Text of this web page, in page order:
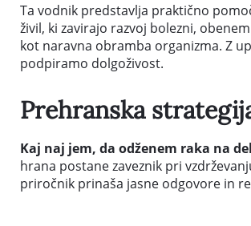
Ta vodnik predstavlja praktično
živil, ki zavirajo razvoj bolezni,
kot naravna obramba organizma. Z
podpiramo dolgoživost.
Prehranska
Kaj naj jem, da odženem raka na
hrana postane zaveznik pri
priročnik prinaša jasne odgovore in